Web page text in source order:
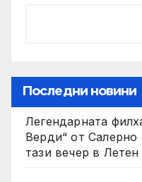
Последни новини
Легендарната
Верди“ от Салерно
тази вечер в